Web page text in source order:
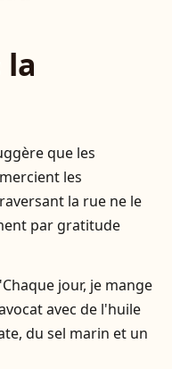
la
que les
les
la rue ne le
par gratitude
jour, je mange
avec de l'huile
du sel marin et un